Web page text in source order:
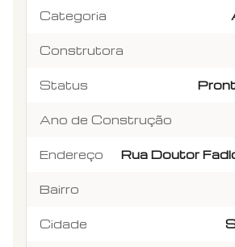
Categoria
Construtora
Status
Ano de Construção
Endereço Rua Doutor
Bairro
Cidade